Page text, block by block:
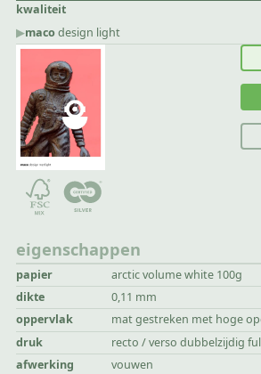
kwaliteit
▶︎macodesign light
eigenschappen
papier
arctic volume white 100g
dikte
0,11 mm
oppervlak
mat gestreken met hoge
druk
recto / verso dubbelzijdig
afwerking
vouwen